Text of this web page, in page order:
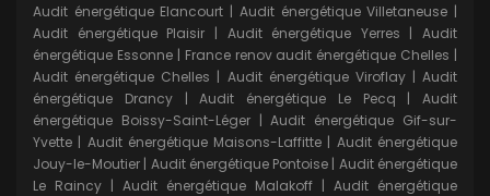
Audit énergétique Elancourt | Audit énergétique Villetaneuse |
Audit énergétique Plaisir | Audit énergétique Yerres | Audit
énergétique Essonne| France renov audit énergétique Chelles |
Audit énergétique Chelles | Audit énergétique Viroflay| Audit
énergétique Drancy|Audit énergétique Le Pecq | Audit
énergétique Boissy-Saint-Léger|Audit énergétique Gif-sur-
Yvette | Audit énergétique Maisons-Laffitte | Audit énergétique
Jouy-le-Moutier | Audit énergétique Pontoise | Audit énergétique
Le Raincy | Audit énergétique Malakoff | Audit énergétique